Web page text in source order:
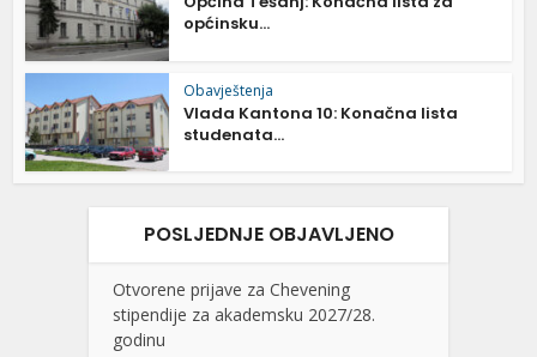
općinsku...
Obavještenja
Vlada Kantona 10: Konačna lista
studenata...
POSLJEDNJE OBJAVLJENO
Otvorene prijave za Chevening
stipendije za akademsku 2027/28.
godinu